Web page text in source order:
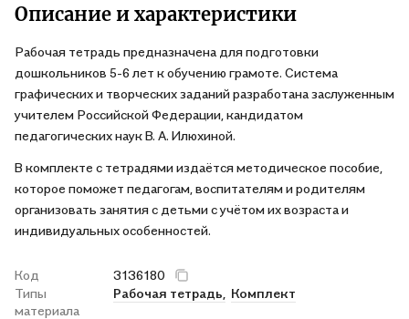
Описание и характеристики
Рабочая тетрадь предназначена для подготовки
дошкольников 5-6 лет к обучению грамоте. Система
графических и творческих заданий разработана заслуженным
учителем Российской Федерации, кандидатом
педагогических наук В. А. Илюхиной.
В комплекте с тетрадями издаётся методическое пособие,
которое поможет педагогам, воспитателям и родителям
организовать занятия с детьми с учётом их возраста и
индивидуальных особенностей.
Код
3136180
Типы
материала
Рабочая тетрадь, Комплект